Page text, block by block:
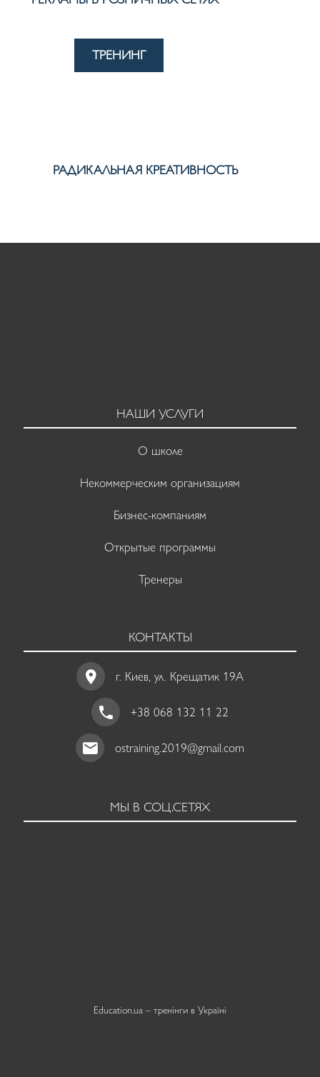
ТРЕНИНГ
РАДИКАЛЬНАЯ КРЕАТИВНОСТЬ
НАШИ УСЛУГИ
О школе
Некоммерческим организациям
Бизнес-компаниям
Открытые программы
Тренеры
КОНТАКТЫ
г. Киев, ул. Крещатик 19A
+38 068 132 11 22
ostraining.2019@gmail.com
МЫ В СОЦ.СЕТЯХ
Education.ua – тренінги в Україні